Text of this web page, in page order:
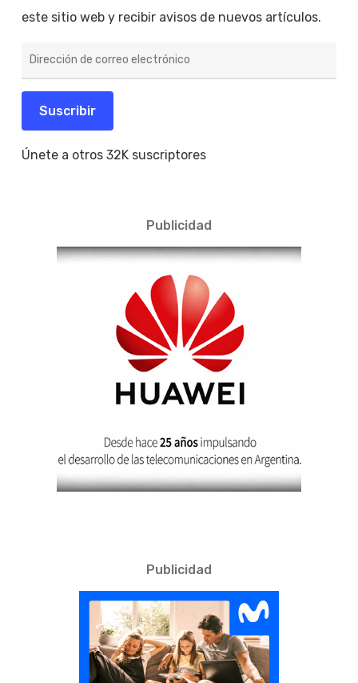
este sitio web y recibir avisos de nuevos artículos.
de
electrónico
Suscribir
Únete a otros 32K suscriptores
Publicidad
Publicidad